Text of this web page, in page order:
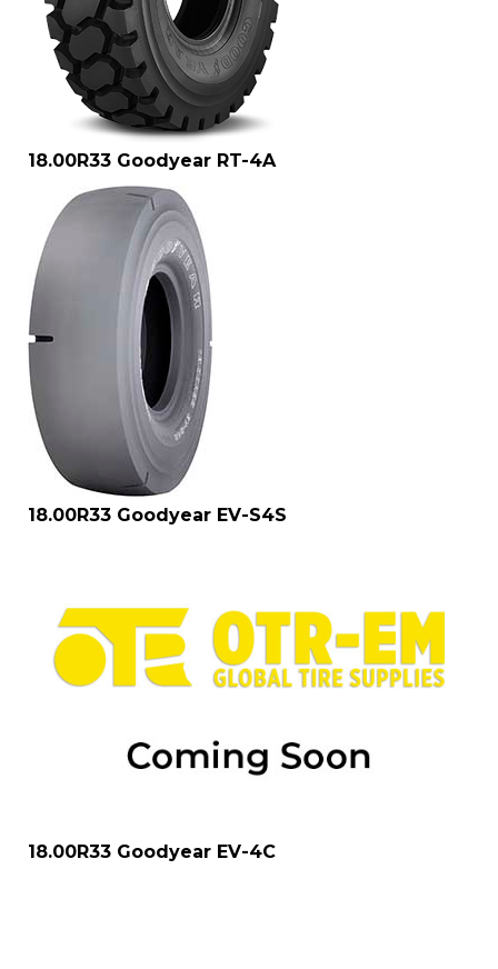
18.00R33 Goodyear RT-4A
18.00R33 Goodyear EV-S4S
18.00R33 Goodyear EV-4C